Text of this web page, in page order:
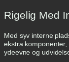
a
n
i
t
y
Rigelig Med
Med syv interne
ekstra
ydeevne og